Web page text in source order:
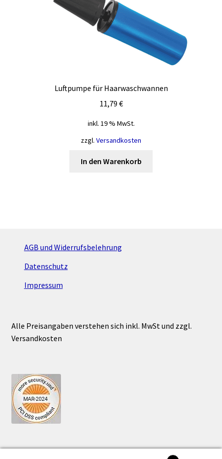
auf
der
Produktseite
gewählt
Luftpumpe für Haarwaschwannen
11,79 €
inkl. 19 % MwSt.
zzgl. Versandkosten
In den Warenkorb
AGB und Widerrufsbelehrung
Datenschutz
Impressum
Alle Preisangaben verstehen sich inkl. MwSt und zzgl.
Versandkosten